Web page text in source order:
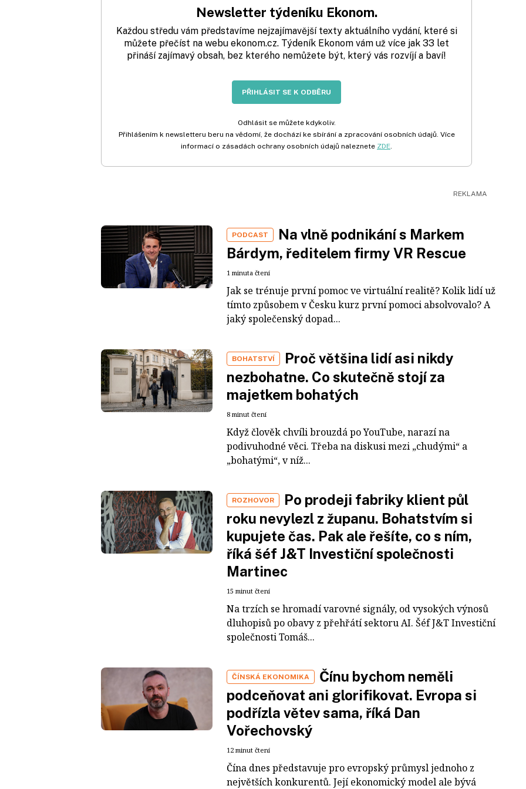
Newsletter týdeníku Ekonom.
Každou středu vám představíme nejzajímavější texty aktuálního vydání, které si
můžete přečíst na webu ekonom.cz. Týdeník Ekonom vám už více jak 33 let
přináší zajímavý obsah, bez kterého nemůžete být, který vás rozvíjí a baví!
PŘIHLÁSIT SE K ODBĚRU
Odhlásit se můžete kdykoliv.
Přihlášením k newsletteru beru na vědomí, že dochází ke sbírání a zpracování osobních údajů. Více
informací o zásadách ochrany osobních údajů naleznete ZDE
PODCAST
Na vlně podnikání s Markem
Bárdym, ředitelem firmy VR Rescue
1 minuta čtení
Jak se trénuje první pomoc ve virtuální realitě? Kolik lidí už
tímto způsobem v Česku kurz první pomoci absolvovalo? A
jaký společenský dopad...
BOHATSTVÍ
Proč většina lidí asi nikdy
nezbohatne. Co skutečně stojí za
majetkem bohatých
8 minut čtení
Když člověk chvíli brouzdá po YouTube, narazí na
podivuhodné věci. Třeba na diskusi mezi „chudými“ a
„bohatými“, v níž...
ROZHOVOR
Po prodeji fabriky klient půl
roku nevylezl z županu. Bohatstvím si
kupujete čas. Pak ale řešíte, co s ním,
říká šéf J&T Investiční společnosti
Martinec
15 minut čtení
Na trzích se hromadí varovné signály, od vysokých výnosů
dluhopisů po obavy z přehřátí sektoru AI. Šéf J&T Investiční
společnosti Tomáš...
ČÍNSKÁ EKONOMIKA
Čínu bychom neměli
podceňovat ani glorifikovat. Evropa si
podřízla větev sama, říká Dan
Vořechovský
12 minut čtení
Čína dnes představuje pro evropský průmysl jednoho z
největších konkurentů. Její ekonomický model ale bývá